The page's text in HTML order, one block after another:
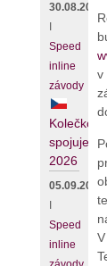
30.08.2026
Speed
inline
závody
Kolečko
spojuje
2026
05.09.2026
Speed
inline
v